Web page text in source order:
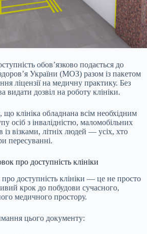
обов’язково подається до
України (МОЗ) разом із пакетом
ліцензії на медичну практику. Без
дозвіл на роботу клініки.
клініка обладнана всім необхідним
осіб з інвалідністю, маломобільних
із візками, літніх людей — усіх, хто
пересуванні.
про доступність клініки
доступність клініки — це не просто
крок до побудови сучасного,
медичного простору.
цього документу: